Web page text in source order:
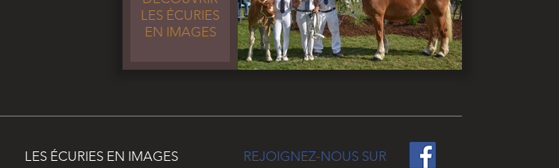
MANÈGE 20M X 40M
LES ÉCURIES
EN IMAGES
LES ÉCURIES EN IMAGES
REJOIGNEZ-NOUS SUR